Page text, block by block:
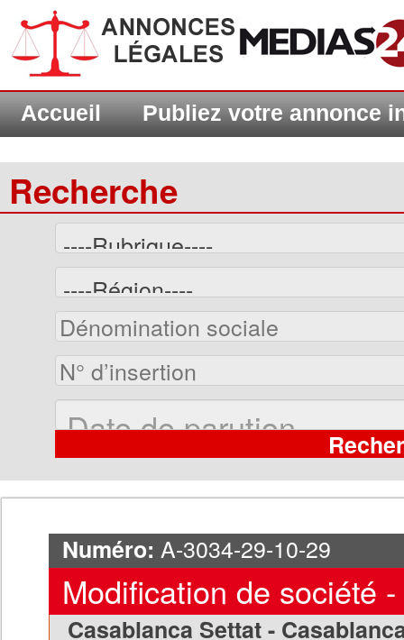
Accueil Publiez votre annonce
Recherche
Numéro: A-3034-29-10-29
Modification de société
Casablanca Settat -